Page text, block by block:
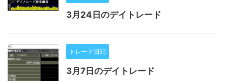
3月24日のデイトレード
トレード日記
3月7日のデイトレード